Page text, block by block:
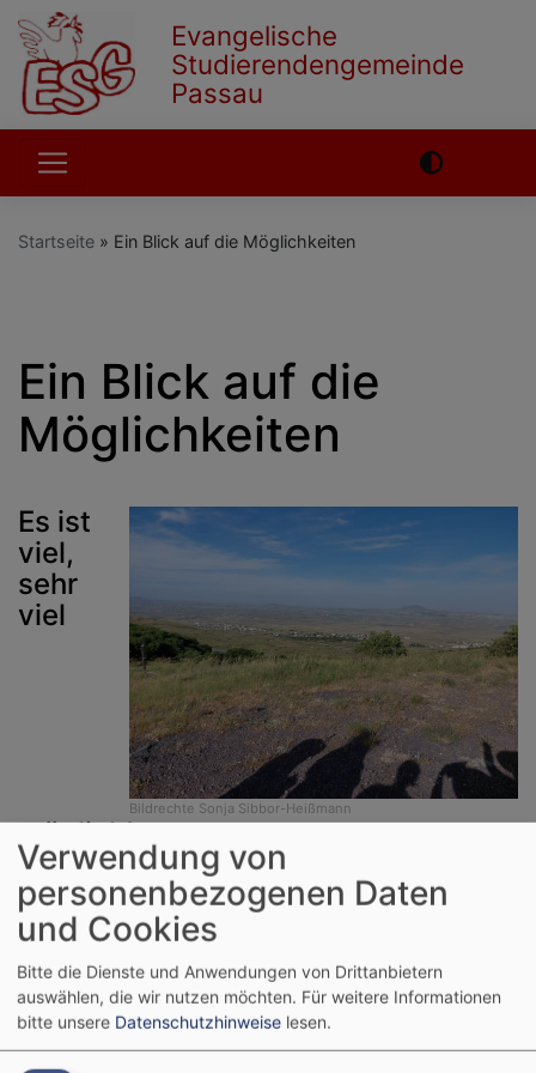
Direkt
zum
Inhalt
Evangelische
Studierendengemeinde
Passau
Hauptnavigation
Startseite Ein Blick auf die Möglichkeiten
Ein Blick auf die
Möglichkeiten
Bildrechte Sonja Sibbor-Heißmann
Es ist
viel,
sehr
viel
möglich!
Aufgeschlossen, interkulturell, lebendig
sich einsetzen für andere, den eigenen Weg
suchend finden und findend suchen
Sinn und Spiritualität genauso wie Action und Fun,
Seelsorge und Gemeinschaft.
Verwendung von
personenbezogenen Daten
und Cookies
Bitte die Dienste und Anwendungen von Drittanbietern
auswählen, die wir nutzen möchten. Für weitere Informationen
bitte unsere Datenschutzhinweise lesen.